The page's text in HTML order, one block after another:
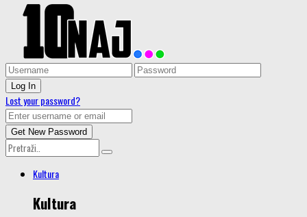
Lost your password?
Kultura
Kultura